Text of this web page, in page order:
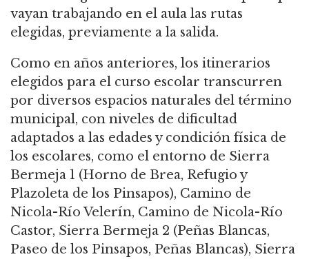
vayan trabajando en el aula las rutas
elegidas, previamente a la salida.
Como en años anteriores, los itinerarios
elegidos para el curso escolar transcurren
por diversos espacios naturales del término
municipal, con niveles de dificultad
adaptados a las edades y condición física de
los escolares, como el entorno de Sierra
Bermeja 1 (Horno de Brea, Refugio y
Plazoleta de los Pinsapos), Camino de
Nicola-Río Velerín, Camino de Nicola-Río
Castor, Sierra Bermeja 2 (Peñas Blancas,
Paseo de los Pinsapos, Peñas Blancas), Sierra